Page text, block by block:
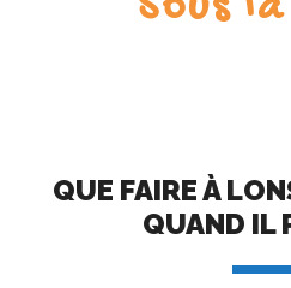
QUE FAIRE À
QUAND IL